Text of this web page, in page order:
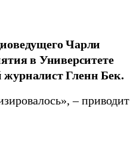
Чарли
в Университете
Гленн Бек.
– приводит